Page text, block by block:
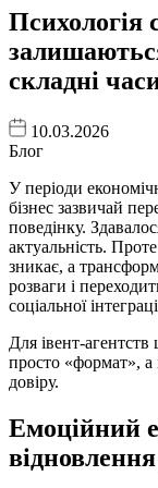
Психологія
складні
10.03.2026
Блог
У періоди
бізнес зазвичай
поведінку.
актуальність.
зникає, а
розваги і
соціальної
Для івент-агентств
просто «формат», а
довіру.
Емоційний